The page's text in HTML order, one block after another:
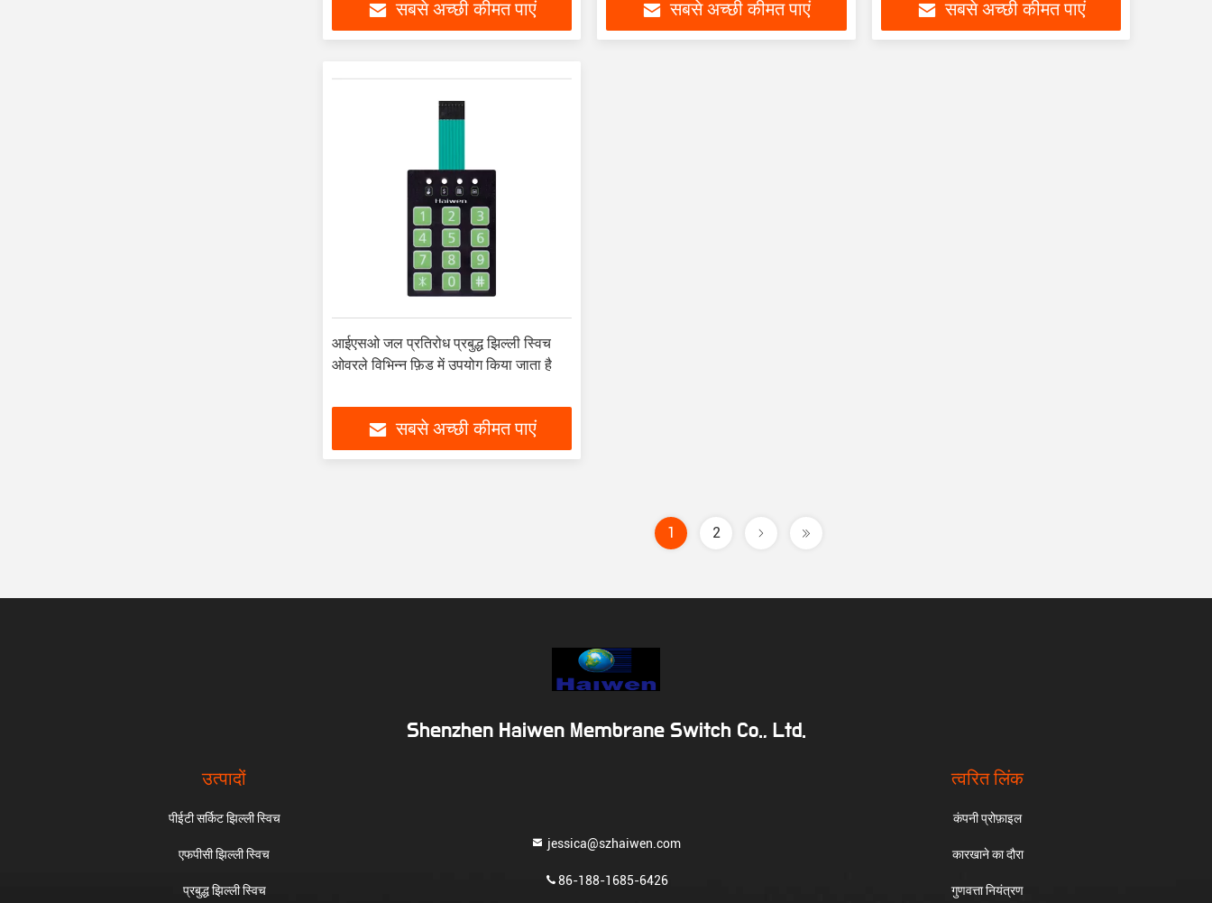
सबसे अच्छी कीमत पाएं सबसे अच्छी कीमत पाएं सबसे अच्छी कीमत पाएं
आईएसओ जल प्रतिरोध प्रबुद्ध झिल्ली स्विच
ओवरले विभिन्न फ़िड में उपयोग किया जाता है
सबसे अच्छी कीमत पाएं
1 2
Shenzhen Haiwen Membrane Switch Co., Ltd.
उत्पादों
पीईटी सर्किट झिल्ली स्विच
एफपीसी झिल्ली स्विच
प्रबुद्ध झिल्ली स्विच
jessica@szhaiwen.com
86-188-1685-6426
त्वरित लिंक
कंपनी प्रोफ़ाइल
कारखाने का दौरा
गुणवत्ता नियंत्रण